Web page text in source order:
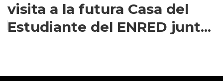
visita a la futura Casa del
Estudiante del ENRED junt...